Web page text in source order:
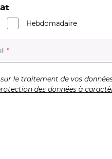
Hebdomadaire
(champ obligatoire)
le traitement de vos
des données à